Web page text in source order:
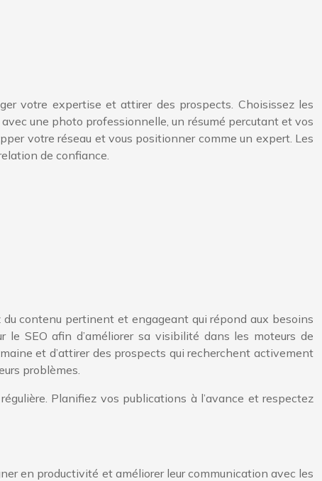
votre expertise et attirer des prospects. Choisissez les
une photo professionnelle, un résumé percutant et vos
votre réseau et vous positionner comme un expert. Les
de confiance.
contenu pertinent et engageant qui répond aux besoins
SEO afin d’améliorer sa visibilité dans les moteurs de
et d’attirer des prospects qui recherchent activement
problèmes.
Planifiez vos publications à l’avance et respectez
en productivité et améliorer leur communication avec les